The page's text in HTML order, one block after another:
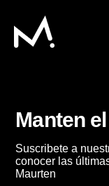
Manten
Suscribete a
conocer las
Maurten